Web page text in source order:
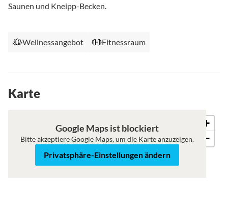
Saunen und Kneipp-Becken.
Wellnessangebot Fitnessraum
Karte
Satellit
+
−
Google Maps ist blockiert
Bitte akzeptiere Google Maps, um die Karte anzuzeigen.
Privatsphäre-Einstellungen ändern